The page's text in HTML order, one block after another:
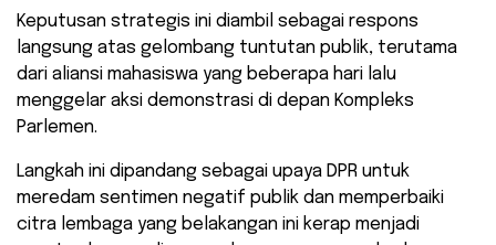
Keputusan strategis ini diambil sebagai respons
langsung atas gelombang tuntutan publik, terutama
dari aliansi mahasiswa yang beberapa hari lalu
menggelar aksi demonstrasi di depan Kompleks
Parlemen.
​Langkah ini dipandang sebagai upaya DPR untuk
meredam sentimen negatif publik dan memperbaiki
citra lembaga yang belakangan ini kerap menjadi